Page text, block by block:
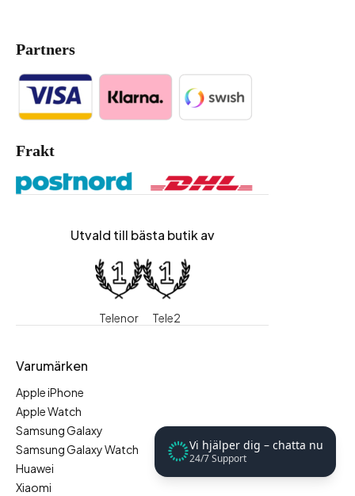
Vi hjälper dig – chatta nu
24/7 Support
Partners
Frakt
Utvald till bästa butik av
Telenor Tele2
Varumärken
Apple iPhone
Apple Watch
Samsung Galaxy
Samsung Galaxy Watch
Huawei
Xiaomi